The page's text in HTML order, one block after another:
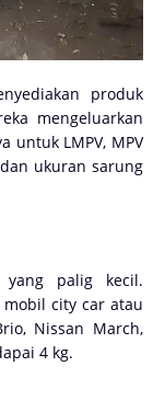
produk
mengeluarkan
untuk LMPV, MPV
ukuran sarung
palig kecil.
city car atau
Nissan March,
4 kg.